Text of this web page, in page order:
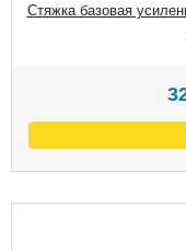
Стяжка базовая